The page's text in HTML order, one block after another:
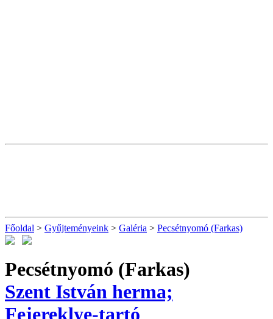
Főoldal > Gyűjteményeink > Galéria > Pecsétnyomó (Farkas)
Pecsétnyomó (Farkas)
Szent István herma;
Fejereklye-tartó